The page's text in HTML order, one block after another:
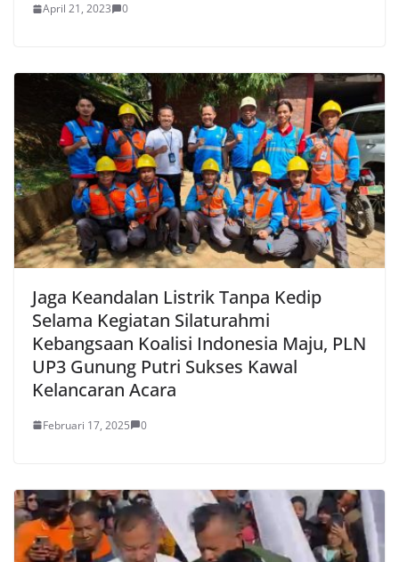
April 21, 2023 0
Jaga Keandalan Listrik Tanpa Kedip
Selama Kegiatan Silaturahmi
Kebangsaan Koalisi Indonesia Maju, PLN
UP3 Gunung Putri Sukses Kawal
Kelancaran Acara
Februari 17, 2025 0